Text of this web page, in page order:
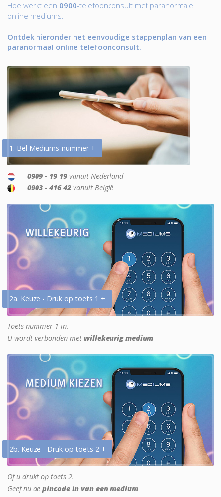
Hoe werkt een 0900-telefoonconsult met paranormale
online mediums.
Ontdek hieronder het eenvoudige stappenplan van een
paranormaal online telefoonconsult.
1. Bel Mediums-nummer +
0909 - 19 19 vanuit Nederland
0903 - 416 42 vanuit België
2a. Keuze - Druk op toets 1 +
Toets nummer 1 in.
U wordt verbonden met willekeurig medium
2b. Keuze - Druk op toets 2 +
Of u drukt op toets 2.
Geef nu de pincode in van een medium